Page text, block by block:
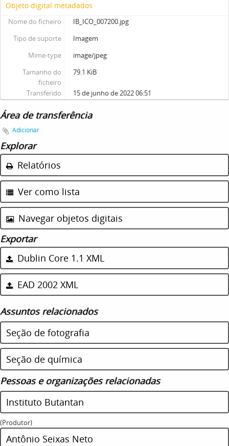
Objeto digital metadados
Nome do ficheiro
IB_ICO_007200.jpg
Tipo de suporte
Imagem
Mime-type
image/jpeg
Tamanho do
ficheiro
79.1 KiB
Transferido 15 de junho de 2022 06:51
Área de transferência
Adicionar
Explorar
Relatórios
Ver como lista
Navegar objetos digitais
Exportar
Dublin Core 1.1 XML
EAD 2002 XML
Assuntos relacionados
Seção de fotografia
Seção de química
Pessoas e organizações relacionadas
Instituto Butantan
(Produtor)
Antônio Seixas Neto